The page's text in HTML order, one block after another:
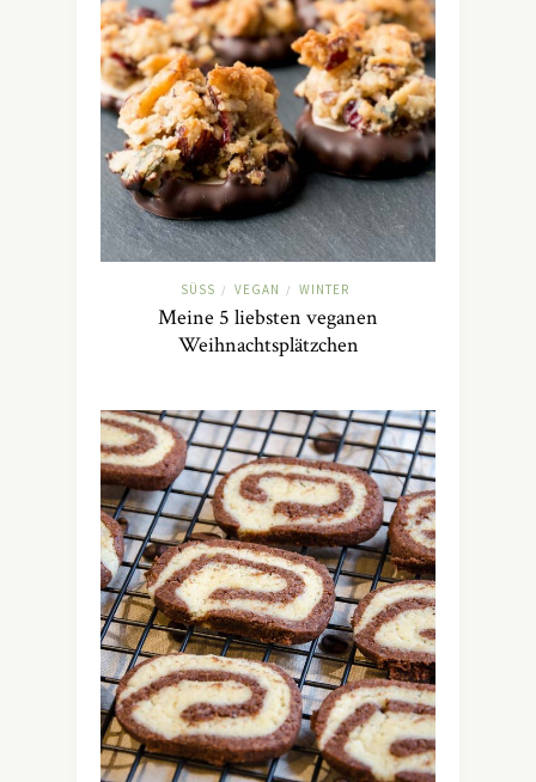
SÜSS / VEGAN / WINTER
Meine 5 liebsten veganen
Weihnachtsplätzchen